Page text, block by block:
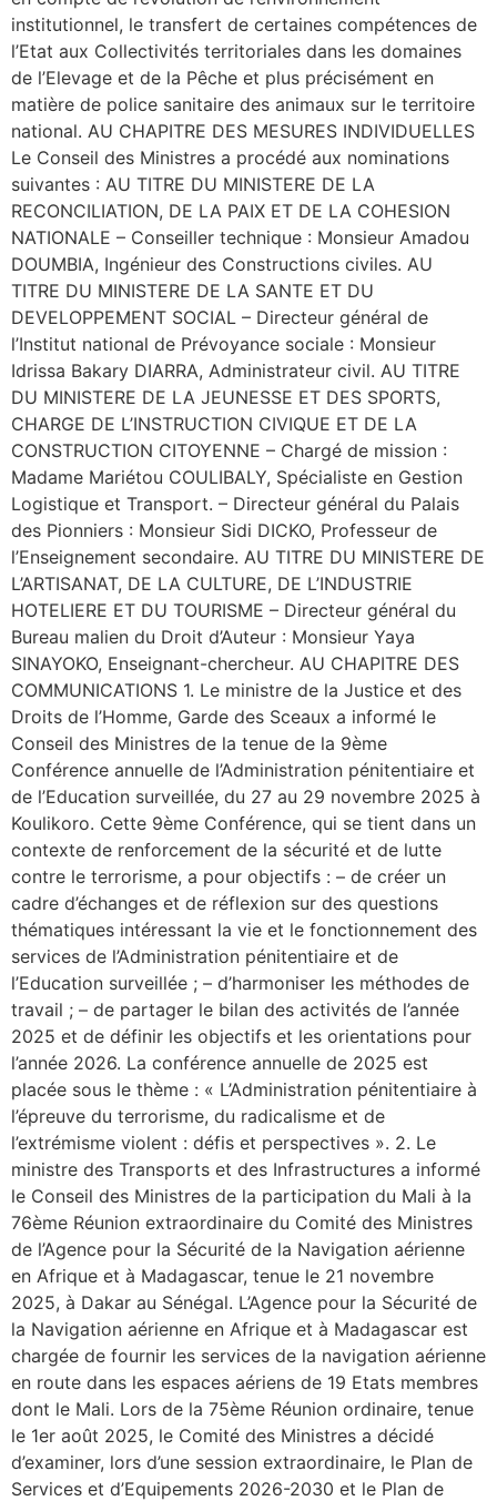
institutionnel, le transfert de certaines compétences de
l’Etat aux Collectivités territoriales dans les domaines
de l’Elevage et de la Pêche et plus précisément en
matière de police sanitaire des animaux sur le territoire
national. AU CHAPITRE DES MESURES INDIVIDUELLES
Le Conseil des Ministres a procédé aux nominations
suivantes : AU TITRE DU MINISTERE DE LA
RECONCILIATION, DE LA PAIX ET DE LA COHESION
NATIONALE – Conseiller technique : Monsieur Amadou
DOUMBIA, Ingénieur des Constructions civiles. AU
TITRE DU MINISTERE DE LA SANTE ET DU
DEVELOPPEMENT SOCIAL – Directeur général de
l’Institut national de Prévoyance sociale : Monsieur
Idrissa Bakary DIARRA, Administrateur civil. AU TITRE
DU MINISTERE DE LA JEUNESSE ET DES SPORTS,
CHARGE DE L’INSTRUCTION CIVIQUE ET DE LA
CONSTRUCTION CITOYENNE – Chargé de mission :
Madame Mariétou COULIBALY, Spécialiste en Gestion
Logistique et Transport. – Directeur général du Palais
des Pionniers : Monsieur Sidi DICKO, Professeur de
l’Enseignement secondaire. AU TITRE DU MINISTERE DE
L’ARTISANAT, DE LA CULTURE, DE L’INDUSTRIE
HOTELIERE ET DU TOURISME – Directeur général du
Bureau malien du Droit d’Auteur : Monsieur Yaya
SINAYOKO, Enseignant-chercheur. AU CHAPITRE DES
COMMUNICATIONS 1. Le ministre de la Justice et des
Droits de l’Homme, Garde des Sceaux a informé le
Conseil des Ministres de la tenue de la 9ème
Conférence annuelle de l’Administration pénitentiaire et
de l’Education surveillée, du 27 au 29 novembre 2025 à
Koulikoro. Cette 9ème Conférence, qui se tient dans un
contexte de renforcement de la sécurité et de lutte
contre le terrorisme, a pour objectifs : – de créer un
cadre d’échanges et de réflexion sur des questions
thématiques intéressant la vie et le fonctionnement des
services de l’Administration pénitentiaire et de
l’Education surveillée ; – d’harmoniser les méthodes de
travail ; – de partager le bilan des activités de l’année
2025 et de définir les objectifs et les orientations pour
l’année 2026. La conférence annuelle de 2025 est
placée sous le thème : « L’Administration pénitentiaire à
l’épreuve du terrorisme, du radicalisme et de
l’extrémisme violent : défis et perspectives ». 2. Le
ministre des Transports et des Infrastructures a informé
le Conseil des Ministres de la participation du Mali à la
76ème Réunion extraordinaire du Comité des Ministres
de l’Agence pour la Sécurité de la Navigation aérienne
en Afrique et à Madagascar, tenue le 21 novembre
2025, à Dakar au Sénégal. L’Agence pour la Sécurité de
la Navigation aérienne en Afrique et à Madagascar est
chargée de fournir les services de la navigation aérienne
en route dans les espaces aériens de 19 Etats membres
dont le Mali. Lors de la 75ème Réunion ordinaire, tenue
le 1er août 2025, le Comité des Ministres a décidé
d’examiner, lors d’une session extraordinaire, le Plan de
Services et d’Equipements 2026-2030 et le Plan de